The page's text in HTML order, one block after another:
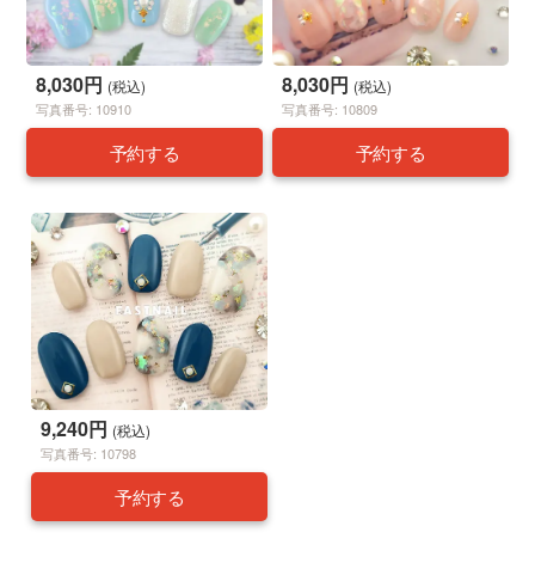
8,030円 (税込)
写真番号: 10910
予約する
8,030円 (税込)
写真番号: 10809
予約する
9,240円 (税込)
写真番号: 10798
予約する